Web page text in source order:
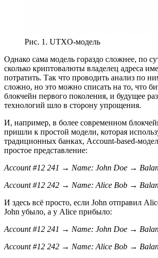
Рис. 1. UTXO-модель
Однако сама модель гораздо сложнее, по
сколько криптовалюты владелец адреса
потратить. Так что проводить анализ по
сложно, но это можно списать на то, что
блокчейн первого поколения, и будущее
технологий шло в сторону упрощения.
И, например, в более современном
пришли к простой модели, которая
традиционных банках, Account-based-
простое представление:
Account #12 241 → Name: John Doe →
Account #12 242 → Name: Alice Bob →
И здесь всё просто, если John отправил
John убыло, а у Alice прибыло:
Account #12 241 → Name: John Doe →
Account #12 242 → Name: Alice Bob →